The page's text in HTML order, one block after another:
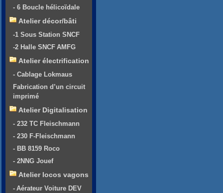
- 6 Boucle hélicoïdale
Atelier décor/bâti
-1 Sous Station SNCF
-2 Halle SNCF AMFG
Atelier électrification
- Cablage Lokmaus
Fabrication d’un circuit
imprimé
Atelier Digitalisation
- 232 TC Fleischmann
- 230 F-Fleischmann
- BB 8159 Roco
- 2NNG Jouef
Atelier locos vagons
- Aérateur Voiture DEV